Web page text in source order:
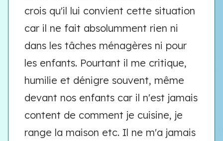
crois qu'il lui convient cette situation
car il ne fait absolumment rien ni
dans les tâches ménagères ni pour
les enfants. Pourtant il me critique,
humilie et dénigre souvent, même
devant nos enfants car il n'est jamais
content de comment je cuisine, je
range la maison etc. Il ne m'a jamais